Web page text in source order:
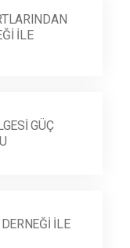
ILE
GÜÇ
ILE